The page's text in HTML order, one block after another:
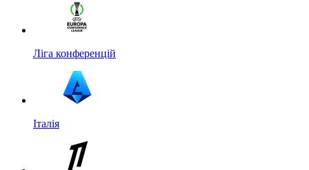
Ліга конференцій
Італія